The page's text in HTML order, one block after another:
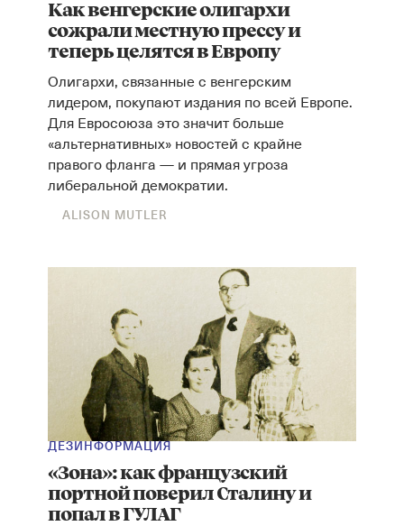
Instagram
X Facebook
YouTube
Как венгерские олигархи
сожрали местную прессу и
теперь целятся в Европу
Олигархи, связанные с венгерским
лидером, покупают издания по всей Европе.
Для Евросоюза это значит больше
«альтернативных» новостей с крайне
правого фланга — и прямая угроза
либеральной демократии.
ALISON MUTLER
ДЕЗИНФОРМАЦИЯ
«Зона»: как французский
портной поверил Сталину и
попал в ГУЛАГ